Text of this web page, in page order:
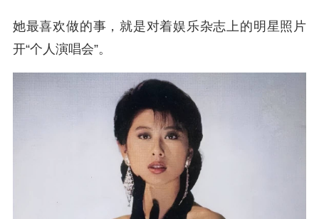
她最喜欢做的事，就是对着娱乐杂志上的明星照片
开“个人演唱会”。